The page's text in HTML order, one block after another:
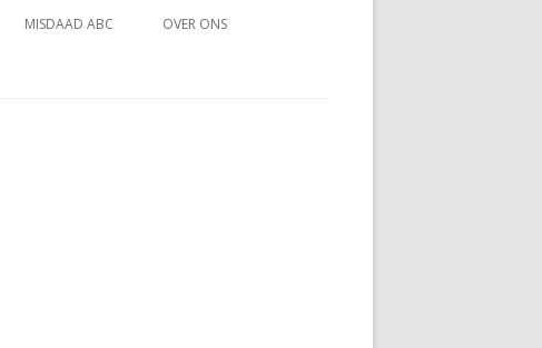
MISDAAD ABC OVER ONS